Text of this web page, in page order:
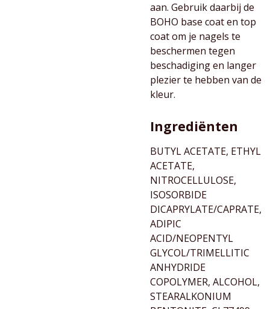
aan. Gebruik daarbij de
BOHO base coat en top
coat om je nagels te
beschermen tegen
beschadiging en langer
plezier te hebben van de
kleur.
Ingrediënten
BUTYL ACETATE, ETHYL
ACETATE,
NITROCELLULOSE,
ISOSORBIDE
DICAPRYLATE/CAPRATE,
ADIPIC
ACID/NEOPENTYL
GLYCOL/TRIMELLITIC
ANHYDRIDE
COPOLYMER, ALCOHOL,
STEARALKONIUM